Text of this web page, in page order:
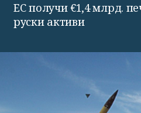
ЕС получи €1,4 млрд.
руски активи